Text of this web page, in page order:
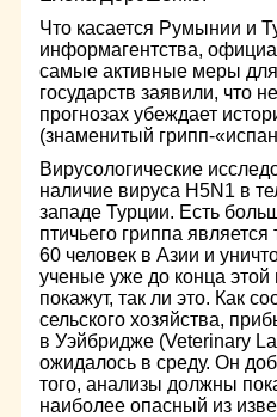
Что касается Румынии и
информагентства,
самые активные меры
государств заявили, что
прогнозах убеждает
(знаменитый грипп-
Вирусологические
наличие вируса H5N1 в
западе Турции. Есть
птичьего гриппа
60 человек в Азии и
ученые уже до конца
покажут, так ли это. Как
сельского хозяйства,
в Уэйбридже (Veterinary
ожидалось в среду. Он
того, анализы должны
наиболее опасный из